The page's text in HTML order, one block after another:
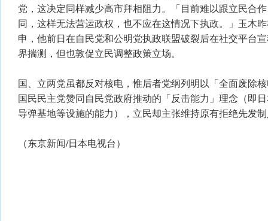
党，这决定同样减少高市拜相阻力。「目前难以跟立民合
同，这样无法营运政权，也不应在这情况下执政。」玉木
申，他前日在自民党和公明党执政联盟破裂后在社交平台
界揣测，但也敦促立民调整政策立场。
国、立两党虽都反对核电，惟后者党纲列明以「全面废除
国民民主党赞同自民党政府推动的「反击能力」理念（即
导弹基地等设施的能力），立民却主张维持原有拒绝先发
（东京新闻/日本电视台）